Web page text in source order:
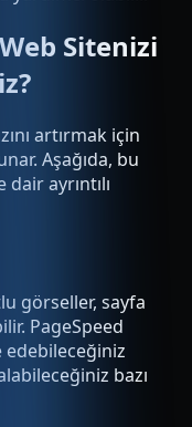
Sitenizi
artırmak için
Aşağıda, bu
ayrıntılı
görseller, sayfa
PageSpeed
bazı